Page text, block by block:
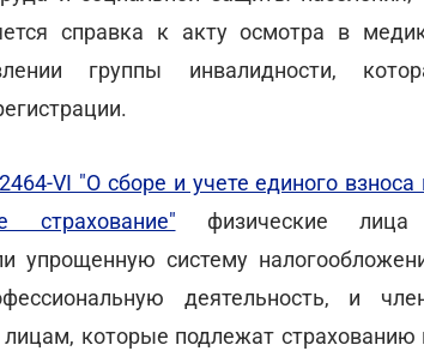
справка к акту осмотра в
группы инвалидности,
VI "О сборе и учете единого взноса
страхование" физические
упрощенную систему
деятельность, и
которые подлежат страхованию